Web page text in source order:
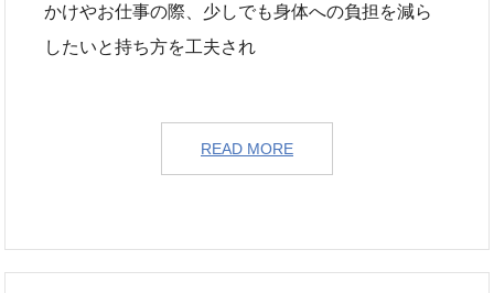
かけやお仕事の際、少しでも身体への負担を減ら
したいと持ち方を工夫され
READ MORE